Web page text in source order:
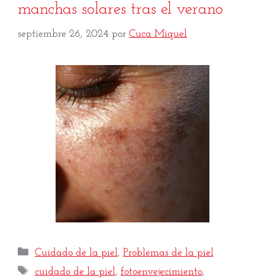
manchas solares tras el verano
septiembre 26, 2024 por Cuca Miquel
Cuidado de la piel, Problemas de la piel
cuidado de la piel, fotoenvejecimiento,